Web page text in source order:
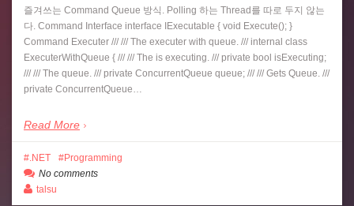
즐겨쓰는 Command Queue 방식. Polling 하는 Thread를 따로 두지 않는
다. Command Interface interface IExecutable { void Execute(); }
Command Executer /// /// The executer with queue. /// internal class
ExecuterWithQueue { /// /// The is executing. /// private bool isExecuting;
/// /// The queue. /// private ConcurrentQueue queue; /// /// Gets Queue. ///
private ConcurrentQueue…
Read More
.NET
Programming
No comments
talsu